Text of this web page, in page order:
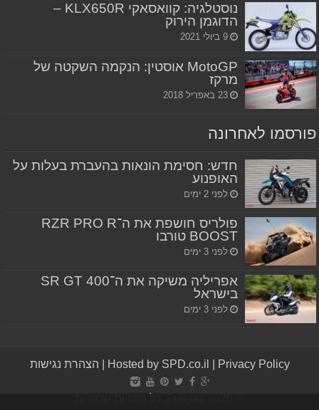
נוסטלגיה: קוואסאקי KLX650R –
הדוגמן הירוק
9 ביולי 2021
MotoGP אוסטין: הנקמה השקטה של
מרקז
23 באפריל 2018
פורסמו לאחרונה
חדש: חסימת הונאות בהעברת בעלות על
האופנוע
לפני 2 ימים
פולריס חושפת את ה־RZR PRO R
BOOST טורבו
לפני 3 ימים
אפריליה משיקה את ה־SR GT 400
בישראל
לפני 3 ימים
Hosted by SPD.co.il Privacy Policy הצהרת נגישות